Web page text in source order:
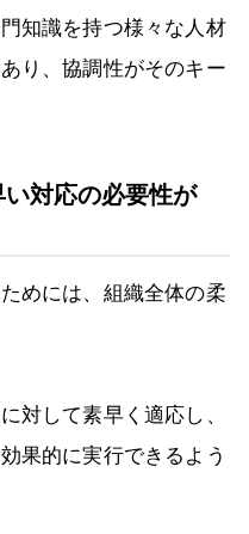
知識を持つ様々な人材
り、協調性がそのキー
対応の必要性が
めには、組織全体の柔
対して素早く適応し、
果的に実行できるよう